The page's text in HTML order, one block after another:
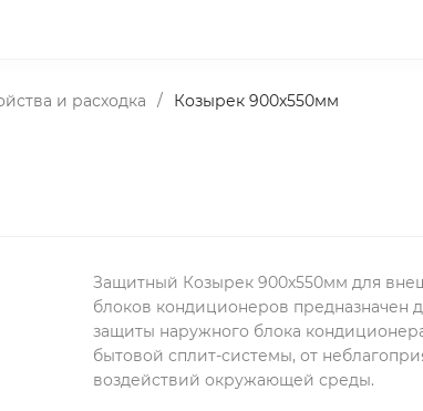
и расходка / Козырек 900х550мм
Защитный Козырек 900х550мм для
блоков кондиционеров предназначен
защиты наружного блока
бытовой сплит-системы, от
воздействий окружающей среды.